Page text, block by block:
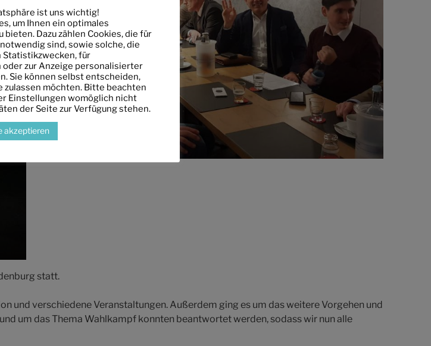
statt.
und verschiedene Veranstaltungen. Außerdem ging es um das weitere Vorgehen und
um das Thema Wahlkampf konnten beantwortet werden, sodass wir nun alle
ist uns wichtig!
um Ihnen ein optimales
Dazu zählen Cookies, die für
sind, sowie solche, die
Statistikzwecken, für
zur Anzeige personalisierter
Sie können selbst entscheiden,
zulassen möchten. Bitte beachten
Einstellungen womöglich nicht
der Seite zur Verfügung stehen.
akzeptieren